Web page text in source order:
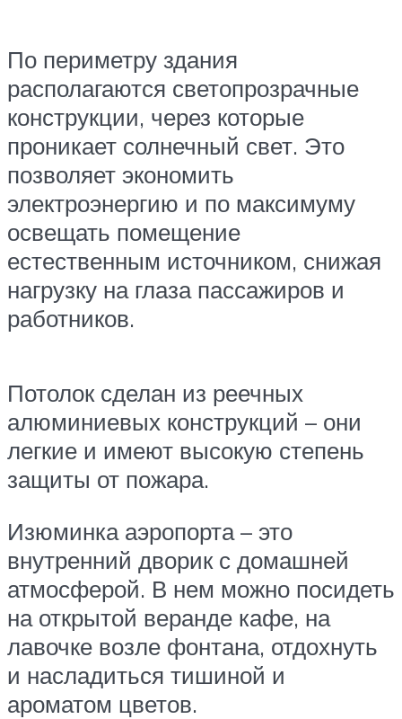
По периметру здания
располагаются светопрозрачные
конструкции, через которые
проникает солнечный свет. Это
позволяет экономить
электроэнергию и по максимуму
освещать помещение
естественным источником, снижая
нагрузку на глаза пассажиров и
работников.
Потолок сделан из реечных
алюминиевых конструкций – они
легкие и имеют высокую степень
защиты от пожара.
Изюминка аэропорта – это
внутренний дворик с домашней
атмосферой. В нем можно посидеть
на открытой веранде кафе, на
лавочке возле фонтана, отдохнуть
и насладиться тишиной и
ароматом цветов.